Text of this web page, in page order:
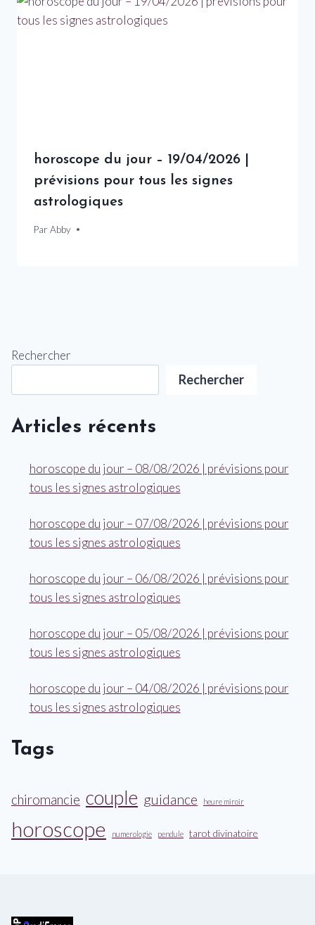
horoscope du jour – 19/04/2026 |
prévisions pour tous les signes
astrologiques
Par Abby
19 avril 2026
Rechercher
Rechercher
Articles récents
horoscope du jour – 08/08/2026 | prévisions pour
tous les signes astrologiques
horoscope du jour – 07/08/2026 | prévisions pour
tous les signes astrologiques
horoscope du jour – 06/08/2026 | prévisions pour
tous les signes astrologiques
horoscope du jour – 05/08/2026 | prévisions pour
tous les signes astrologiques
horoscope du jour – 04/08/2026 | prévisions pour
tous les signes astrologiques
Tags
chiromancie couple guidance heure miroir
horoscope numerologie pendule tarot divinatoire